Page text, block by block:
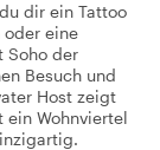
dir ein Tattoo
oder eine
Soho der
Besuch und
Host zeigt
Wohnviertel